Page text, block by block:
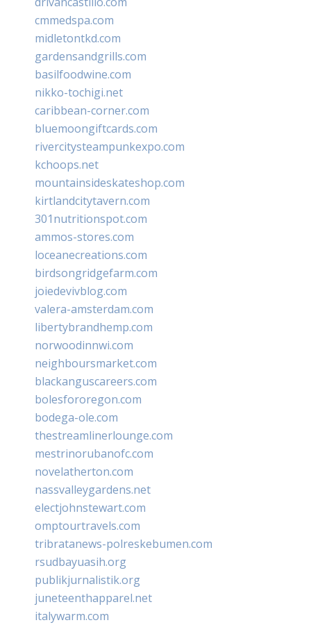
cmmedspa.com
midletontkd.com
gardensandgrills.com
basilfoodwine.com
nikko-tochigi.net
caribbean-corner.com
bluemoongiftcards.com
rivercitysteampunkexpo.com
kchoops.net
mountainsideskateshop.com
kirtlandcitytavern.com
301nutritionspot.com
ammos-stores.com
loceanecreations.com
birdsongridgefarm.com
joiedevivblog.com
valera-amsterdam.com
libertybrandhemp.com
norwoodinnwi.com
neighboursmarket.com
blackanguscareers.com
bolesfororegon.com
bodega-ole.com
thestreamlinerlounge.com
mestrinorubanofc.com
novelatherton.com
nassvalleygardens.net
electjohnstewart.com
omptourtravels.com
tribratanews-polreskebumen.com
rsudbayuasih.org
publikjurnalistik.org
juneteenthapparel.net
italywarm.com